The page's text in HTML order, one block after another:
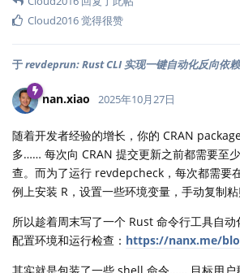
Cloud2016觉得很赞
于revdeprun: Rust CLI 实现一键自动化反向依
nan.xiao 2025年10月27日
随着开发者经验的增长，你的 CRAN
多…… 每次向 CRAN 提交更新之前都需要至
查。而为了运行 revdepcheck，每次都需要
例上安装 R，设置一些环境变量，手动复制粘
所以趁着周末写了一个 Rust 命令行工具自
配置环境和运行检查： https://nanx.me/
其实就是包装了一些 shell 命令…… 目标用户